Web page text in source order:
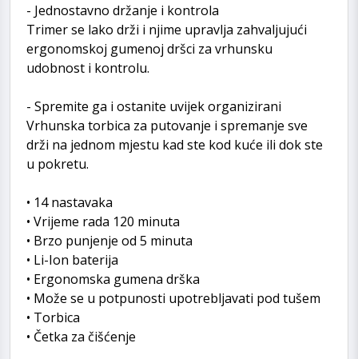
- Jednostavno držanje i kontrola
Trimer se lako drži i njime upravlja zahvaljujući
ergonomskoj gumenoj dršci za vrhunsku
udobnost i kontrolu.
- Spremite ga i ostanite uvijek organizirani
Vrhunska torbica za putovanje i spremanje sve
drži na jednom mjestu kad ste kod kuće ili dok ste
u pokretu.
• 14 nastavaka
• Vrijeme rada 120 minuta
• Brzo punjenje od 5 minuta
• Li-Ion baterija
• Ergonomska gumena drška
• Može se u potpunosti upotrebljavati pod tušem
• Torbica
• Četka za čišćenje